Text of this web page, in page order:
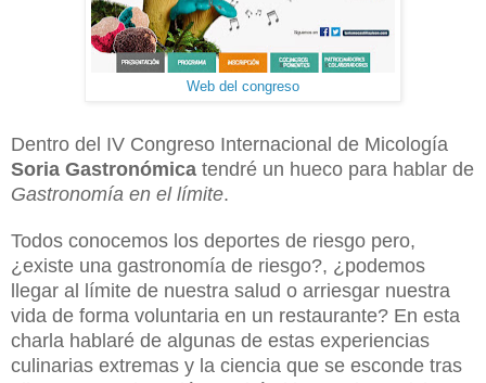
Web del congreso
Dentro del IV Congreso Internacional de Micología
Soria Gastronómica tendré un hueco para hablar de
Gastronomía en el límite.
Todos conocemos los deportes de riesgo pero,
¿existe una gastronomía de riesgo?, ¿podemos
llegar al límite de nuestra salud o arriesgar nuestra
vida de forma voluntaria en un restaurante? En esta
charla hablaré de algunas de estas experiencias
culinarias extremas y la ciencia que se esconde tras